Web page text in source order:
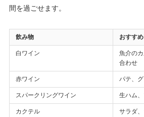
間を過ごせます。
飲み物 おすす
白ワイン
魚介の
合わせ
赤ワイン パテ、
スパークリングワイン 生ハム
カクテル サラダ